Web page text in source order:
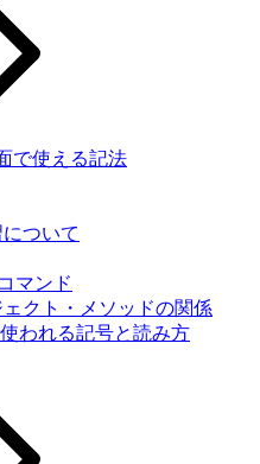
で使える記法
ついて
マンド
クト・メソッドの関係
われる記号と読み方